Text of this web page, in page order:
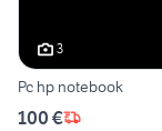
3
Pc hp notebook
100 €